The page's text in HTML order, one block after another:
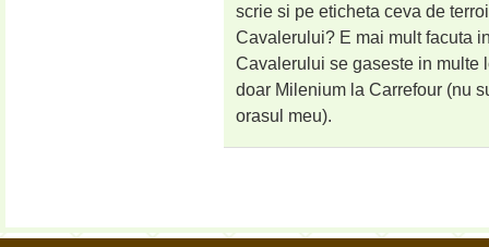
scrie si pe eticheta ceva de
Cavalerului? E mai mult facuta
Cavalerului se gaseste in multe
doar Milenium la Carrefour (nu
orasul meu).